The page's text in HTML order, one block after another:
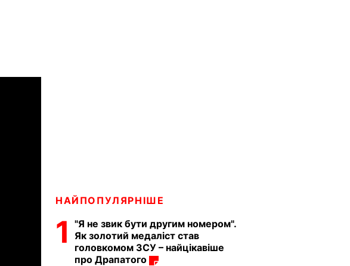
НАЙПОПУЛЯРНІШЕ
1
"Я не звик бути другим номером".
Як золотий медаліст став
головкомом ЗСУ – найцікавіше
про Драпатого